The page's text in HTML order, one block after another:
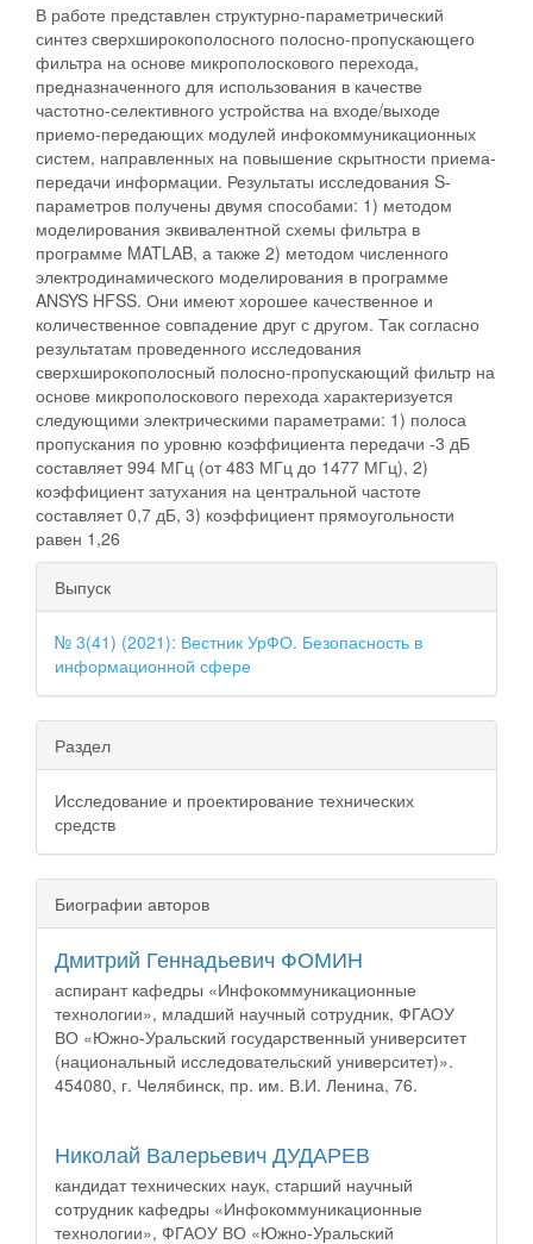
В работе представлен структурно-параметрический
синтез сверхширокополосного полосно-пропускающего
фильтра на основе микрополоскового перехода,
предназначенного для использования в качестве
частотно-селективного устройства на входе/выходе
приемо-передающих модулей инфокоммуникационных
систем, направленных на повышение скрытности приема-
передачи информации. Результаты исследования S-
параметров получены двумя способами: 1) методом
моделирования эквивалентной схемы фильтра в
программе MATLAB, а также 2) методом численного
электродинамического моделирования в программе
ANSYS HFSS. Они имеют хорошее качественное и
количественное совпадение друг с другом. Так согласно
результатам проведенного исследования
сверхширокополосный полосно-пропускающий фильтр на
основе микрополоскового перехода характеризуется
следующими электрическими параметрами: 1) полоса
пропускания по уровню коэффициента передачи -3 дБ
составляет 994 МГц (от 483 МГц до 1477 МГц), 2)
коэффициент затухания на центральной частоте
составляет 0,7 дБ, 3) коэффициент прямоугольности
равен 1,26
Выпуск
№ 3(41) (2021): Вестник УрФО. Безопасность в
информационной сфере
Раздел
Исследование и проектирование технических
средств
Биографии авторов
Дмитрий Геннадьевич ФОМИН
аспирант кафедры «Инфокоммуникационные
технологии», младший научный сотрудник, ФГАОУ
ВО «Южно-Уральский государственный университет
(национальный исследовательский университет)».
454080, г. Челябинск, пр. им. В.И. Ленина, 76.
Николай Валерьевич ДУДАРЕВ
кандидат технических наук, старший научный
сотрудник кафедры «Инфокоммуникационные
технологии», ФГАОУ ВО «Южно-Уральский